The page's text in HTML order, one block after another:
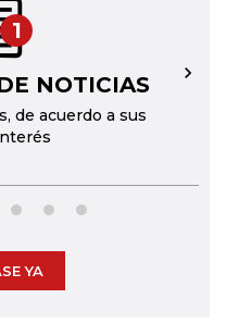
1
NOTICIAS
de acuerdo a sus
→
YA